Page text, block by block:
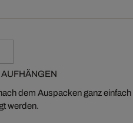
dem Auspacken ganz einfach
werden.